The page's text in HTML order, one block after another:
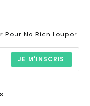
Pour Ne Rien Louper
JE M'INSCRIS